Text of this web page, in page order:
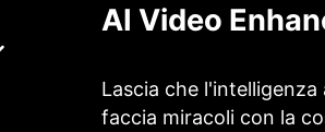
AI Video
Lascia che
faccia miracoli con la